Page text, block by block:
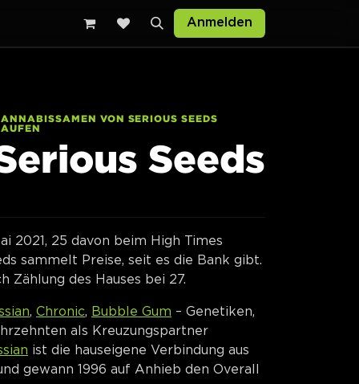
Anmelden
VON SERIOUS SEEDS
Seeds
2021, 25 davon beim High Times
sammelt Preise, seit es die Bank gibt.
Zählung des Hauses bei 27.
Chronic Bubble Gum – Genetiken,
als Kreuzungspartner
ist die hauseigene Verbindung aus
gewann 1996 auf Anhieb den Overall